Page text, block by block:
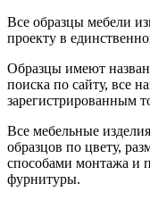
Все образцы мебели
проекту в
Образцы имеют
поиска по сайту, все
зарегистрированным
Все мебельные
образцов по цвету,
способами монтажа и
фурнитуры.